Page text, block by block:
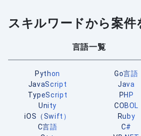
スキルワードから案件
言語一覧
Python
Go言語
JavaScript
Java
TypeScript
PHP
Unity
COBOL
iOS（Swift）
Ruby
C言語
C#